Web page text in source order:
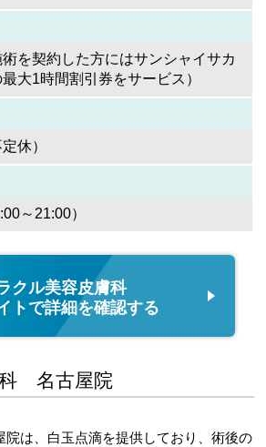
を契約した方にはサンシャイサカ
大1時間割引券をサービス）
休）
～21:00）
クル美容皮膚科
トで詳細を確認する
名古屋院
は、白玉点滴を提供しており、術後の